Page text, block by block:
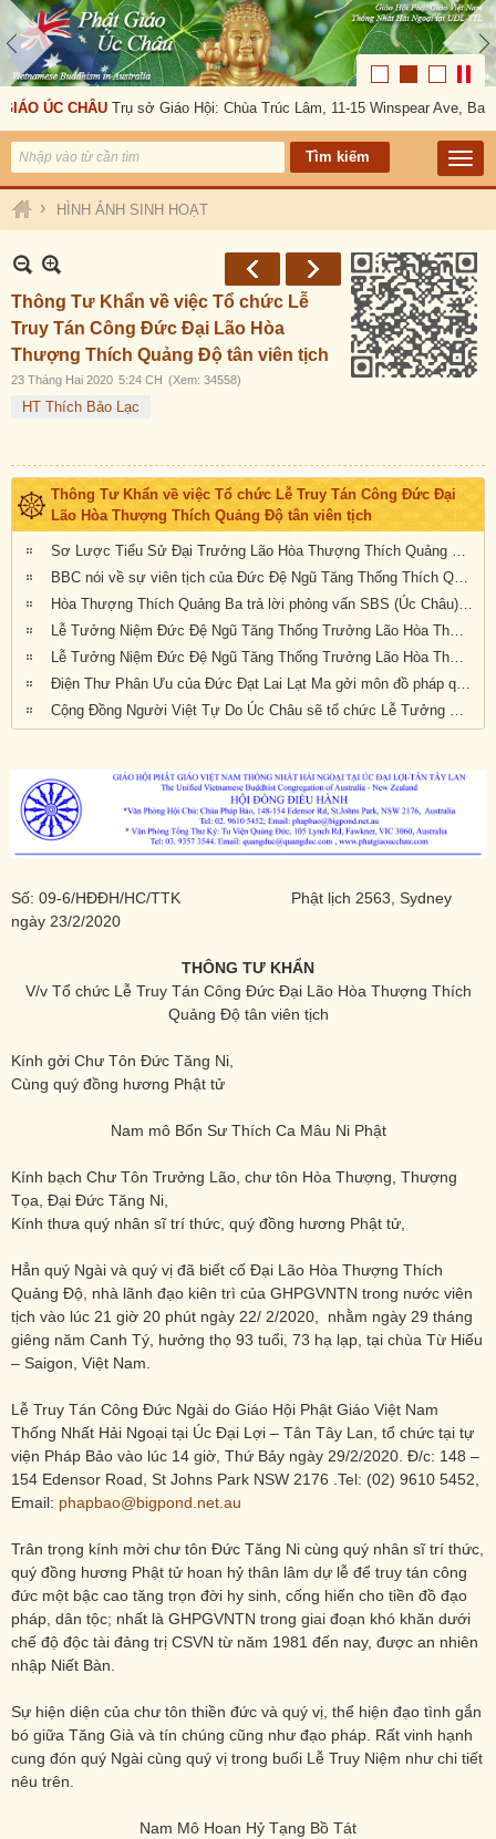
ÚC CHÂU Trụ sở Giáo Hội: Chùa Trúc Lâm, 11-15 Winspear Ave,
› HÌNH ẢNH SINH HOẠT
Thông Tư Khẩn về việc Tổ chức Lễ
Truy Tán Công Đức Đại Lão Hòa
Thượng Thích Quảng Độ tân viên tịch
23 Tháng Hai 2020 5:24 CH (Xem: 34558)
HT Thích Bảo Lạc
Thông Tư Khẩn về việc Tổ chức Lễ Truy Tán Công Đức Đại
Lão Hòa Thượng Thích Quảng Độ tân viên tịch
Sơ Lược Tiểu Sử Đại Trưởng Lão Hòa Thượng Thích Quảng Độ, Đệ Ngũ Tăng Thống Giáo Hội Phật Giáo Việt Nam Thống Nhất (1928 - 2020)
BBC nói về sự viên tịch của Đức Đệ Ngũ Tăng Thống Thích Quảng Độ và tương lai GHPGVNTN
Hòa Thượng Thích Quảng Ba trả lời phỏng vấn SBS (Úc Châu) về sự viên tịch của Đức Đệ Ngũ Tăng Thống HT Thích Quảng Độ
Lễ Tưởng Niệm Đức Đệ Ngũ Tăng Thống Trưởng Lão Hòa Thượng Thích Quảng Độ
Lễ Tưởng Niệm Đức Đệ Ngũ Tăng Thống Trưởng Lão Hòa Thượng Thích Quảng Độ tại Chùa Viên Giác, Hannover, Đức Quốc
Điện Thư Phân Ưu của Đức Đạt Lai Lạt Ma gởi môn đồ pháp quyến của Đức Đệ Ngũ Tăng Thống Thích Quảng Độ
Cộng Đồng Người Việt Tự Do Úc Châu sẽ tổ chức Lễ Tưởng Niêm Đệ Ngũ Tăng Thống Giáo Hội Phật Giáo VN Thống Nhất, Đại Lão Hòa Thượng Thích Quảng Độ
Số: 09-6/HĐĐH/HC/TTK Phật lịch 2563, Sydney
ngày 23/2/2020
THÔNG TƯ KHẨN
V/v Tổ chức Lễ Truy Tán Công Đức Đại Lão Hòa Thượng Thích
Quảng Độ tân viên tịch
Kính gởi Chư Tôn Đức Tăng Ni,
Cùng quý đồng hương Phật tử
Nam mô Bổn Sư Thích Ca Mâu Ni Phật
Kính bạch Chư Tôn Trưởng Lão, chư tôn Hòa Thượng, Thượng
Tọa, Đại Đức Tăng Ni,
Kính thưa quý nhân sĩ trí thức, quý đồng hương Phật tử,
Hẳn quý Ngài và quý vị đã biết cố Đại Lão Hòa Thượng Thích
Quảng Độ, nhà lãnh đạo kiên trì của GHPGVNTN trong nước viên
tịch vào lúc 21 giờ 20 phút ngày 22/ 2/2020, nhằm ngày 29 tháng
giêng năm Canh Tý, hưởng thọ 93 tuổi, 73 hạ lạp, tại chùa Từ Hiếu
– Saigon, Việt Nam.
Lễ Truy Tán Công Đức Ngài do Giáo Hội Phật Giáo Việt Nam
Thống Nhất Hải Ngoại tại Úc Đại Lợi – Tân Tây Lan, tổ chức tại tự
viện Pháp Bảo vào lúc 14 giờ, Thứ Bảy ngày 29/2/2020. Đ/c: 148 –
154 Edensor Road, St Johns Park NSW 2176 .Tel: (02) 9610 5452,
Email: phapbao@bigpond.net.au
Trân trọng kính mời chư tôn Đức Tăng Ni cùng quý nhân sĩ trí thức,
quý đồng hương Phật tử hoan hỷ thân lâm dự lễ để truy tán công
đức một bậc cao tăng trọn đời hy sinh, cống hiến cho tiền đồ đạo
pháp, dân tộc; nhất là GHPGVNTN trong giai đoạn khó khăn dưới
chế độ độc tài đảng trị CSVN từ năm 1981 đến nay, được an nhiên
nhập Niết Bàn.
Sự hiện diện của chư tôn thiền đức và quý vị, thể hiện đạo tình gắn
bó giữa Tăng Già và tín chúng cũng như đạo pháp. Rất vinh hạnh
cung đón quý Ngài cùng quý vị trong buổi Lễ Truy Niệm như chi tiết
nêu trên.
Nam Mô Hoan Hỷ Tạng Bồ Tát